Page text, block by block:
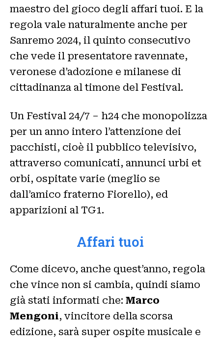
maestro del gioco degli affari tuoi. E la
regola vale naturalmente anche per
Sanremo 2024, il quinto consecutivo
che vede il presentatore ravennate,
veronese d’adozione e milanese di
cittadinanza al timone del Festival.
Un Festival 24/7 – h24 che monopolizza
per un anno intero l’attenzione dei
pacchisti, cioè il pubblico televisivo,
attraverso comunicati, annunci urbi et
orbi, ospitate varie (meglio se
dall’amico fraterno Fiorello), ed
apparizioni al TG1.
Affari tuoi
Come dicevo, anche quest’anno, regola
che vince non si cambia, quindi siamo
già stati informati che: Marco
Mengoni, vincitore della scorsa
edizione, sarà super ospite musicale e